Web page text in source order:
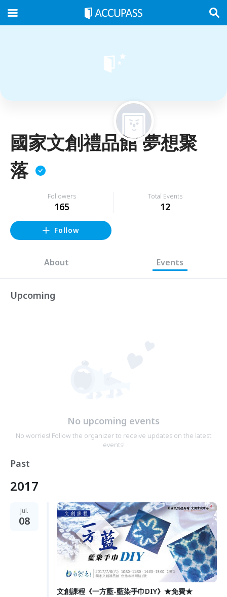
國家文創禮品館 夢想聚
落
Followers
165
Total Events
12
Follow
About Events
Upcoming
No upcoming events
No worries! Follow the organizer to receive updates on the latest
events!
Past
2017
Jul.
08
文創課程《一方藍-藍染手巾DIY》★免費★